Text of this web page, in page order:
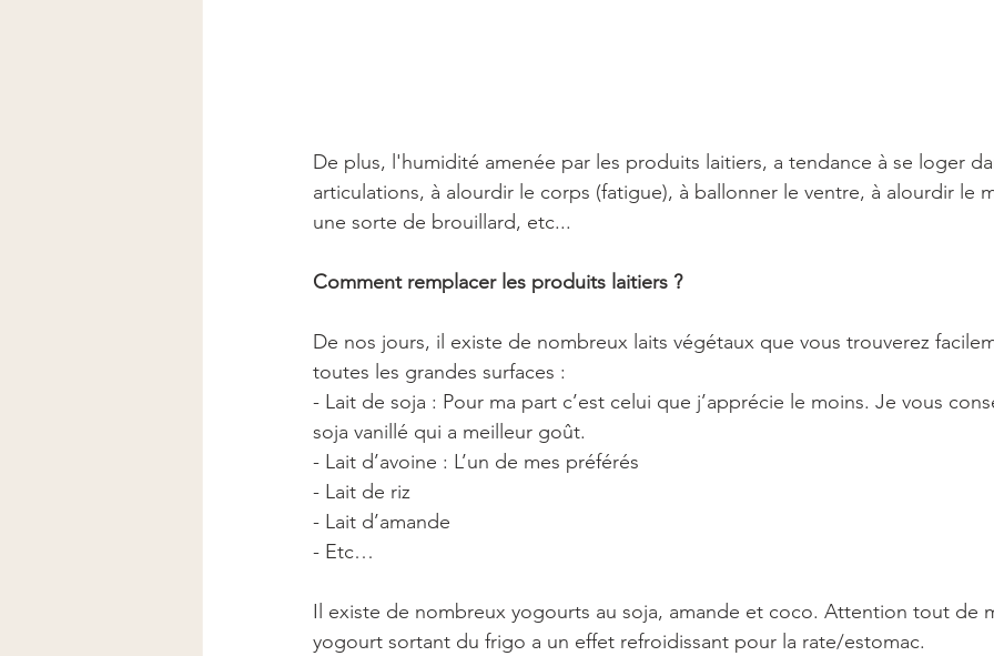
De plus, l'humidité amenée par les produits laitiers, a tendance à se loger
articulations, à alourdir le corps (fatigue), à ballonner le ventre, à alourdir le
une sorte de brouillard, etc...
Comment remplacer les produits laitiers ?
De nos jours, il existe de nombreux laits végétaux que vous trouverez
toutes les grandes surfaces :
- Lait de soja : Pour ma part c’est celui que j’apprécie le moins. Je vous
soja vanillé qui a meilleur goût.
- Lait d’avoine : L’un de mes préférés
- Lait de riz
- Lait d’amande
- Etc…
Il existe de nombreux yogourts au soja, amande et coco. Attention tout de
yogourt sortant du frigo a un effet refroidissant pour la rate/estomac.